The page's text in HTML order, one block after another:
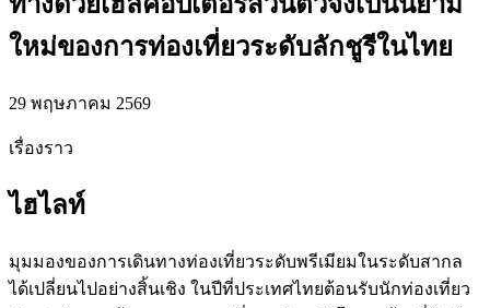
ใหม่ของการท่องเที่ยวระดับลักชูรีในไทย
29 พฤษภาคม 2569
เรื่องราว
ไฮไลท์
มุมมองของการเดินทางท่องเที่ยวระดับพรีเมียมในระดับสากล
ได้เปลี่ยนไปอย่างสิ้นเชิง ในปีที่ประเทศไทยต้อนรับนักท่องเที่ยว